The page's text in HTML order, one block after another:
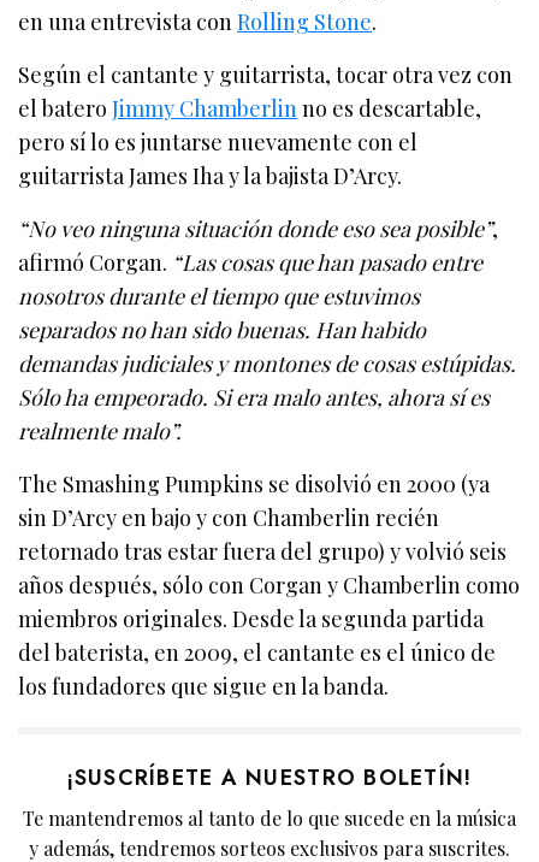
en una entrevista conRolling Stone.
Según el cantante y guitarrista, tocar otra vez con
el bateroJimmy Chamberlinno es descartable,
pero sí lo es juntarse nuevamente con el
guitarrista James Iha y la bajista D’Arcy.
“No veo ninguna situación donde eso sea posible”,
afirmó Corgan. “Las cosas que han pasado entre
nosotros durante el tiempo que estuvimos
separados no han sido buenas. Han habido
demandas judiciales y montones de cosas estúpidas.
Sólo ha empeorado. Si era malo antes, ahora sí es
realmente malo”.
The Smashing Pumpkins se disolvió en 2000 (ya
sin D’Arcy en bajo y con Chamberlin recién
retornado tras estar fuera del grupo) y volvió seis
años después, sólo con Corgan y Chamberlin como
miembros originales. Desde la segunda partida
del baterista, en 2009, el cantante es el único de
los fundadores que sigue en la banda.
¡SUSCRÍBETE A NUESTRO BOLETÍN!
Te mantendremos al tanto de lo que sucede en la música
y además, tendremos sorteos exclusivos para suscrites.